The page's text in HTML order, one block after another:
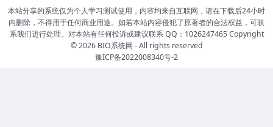
本站分享的系统仅为个人学习测试使用，内容均来自互联网，请在下载后24小时
内删除，不得用于任何商业用途。如若本站内容侵犯了原著者的合法权益，可联
系我们进行处理。对本站有任何投诉或建议联系 QQ：1026247465 Copyright
© 2026 BIO系统网 - All rights reserved
豫ICP备2022008340号-2